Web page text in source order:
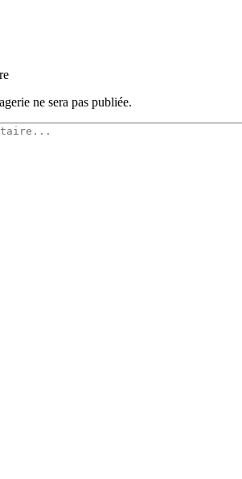
ne sera pas publiée.